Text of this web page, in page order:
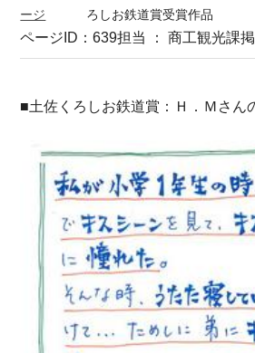
ージ
ろしお鉄道賞受賞作品
ページID：639担当 ： 商工観光課
■土佐くろしお鉄道賞：Ｈ．Ｍさん